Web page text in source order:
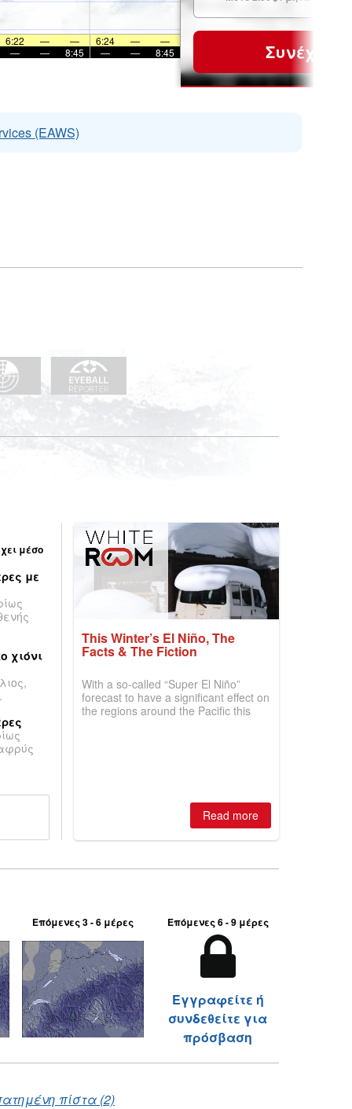
6:22 — — 6:24 —
—
— — 8:45 — — 8:45 Συνέχεια
(EAWS)
μέσο
με
χιόνι
This Winter’s El Niño, The
Facts & The Fiction
With a so-called “Super El Niño”
forecast to have a significant effect on
the regions around the Pacific this
Read more
Επόμενες 3 - 6 μέρες Επόμενες 6 - 9 μέρες
Εγγραφείτε ή
συνδεθείτε για
πρόσβαση
πίστα (2)